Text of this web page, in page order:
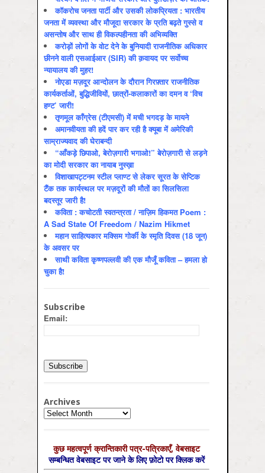
कॉकरोच जनता पार्टी और उसकी लोकप्रियता : भारतीय
जनता में व्‍यवस्‍था और मौजूदा सरकार के प्रति बढ़ते गुस्‍से व
असन्‍तोष और साथ ही विकल्‍पहीनता की अभिव्‍यक्ति
करोड़ों लोगों के वोट देने के बुनियादी राजनीतिक अधिकार
छीनने वाली एसआईआर (SIR) की क़वायद पर सर्वोच्च
न्यायालय की मुहर!
नोएडा मज़दूर आन्दोलन के दौरान गिरफ़्तार राजनीतिक
कार्यकर्ताओं, बुद्धिजीवियों, छात्रों-कलाकारों का दमन व ‘विच
हण्ट’ जारी!
तृणमूल काँग्रेस (टीएमसी) में मची भगदड़ के मायने
अमानवीयता की हदें पार कर रही है क्यूबा में अमेरिकी
साम्राज्यवाद की घेराबन्दी
“आँकड़े छिपाओ, बेरोज़गारी भगाओ!” बेरोज़गारी से लड़ने
का मोदी सरकार का नायाब नुस्ख़ा
विशाखापट्टनम स्टील प्लाण्ट से लेकर सूरत के सेप्टिक
टैंक तक कार्यस्थल पर मज़दूरों की मौतों का सिलसिला
बदस्तूर जारी है!
कविता : कचोटती स्वतन्त्रता / नाज़िम हिकमत Poem :
A Sad State Of Freedom / Nazim Hikmet
महान साहित्यकार मक्सिम गोर्की के स्मृति दिवस (18 जून)
के अवसर पर
साथी कविता कृष्णपल्लवी की एक मौजूँ कविता – हमला हो
चुका है!
Subscribe
Email:
Archives
Archives
कुछ महत्‍वपूर्ण क्रान्तिकारी पत्र-पत्रिकाएँ, वेबसाइट
सम्‍बन्धित वेबसाइट पर जाने के लिए फ़ोटो पर क्लिक करें